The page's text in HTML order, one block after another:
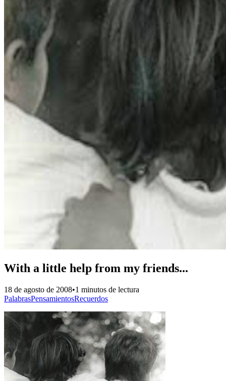
With a little help from my friends...
18 de agosto de 2008•1 minutos de lectura
PalabrasPensamientosRecuerdos